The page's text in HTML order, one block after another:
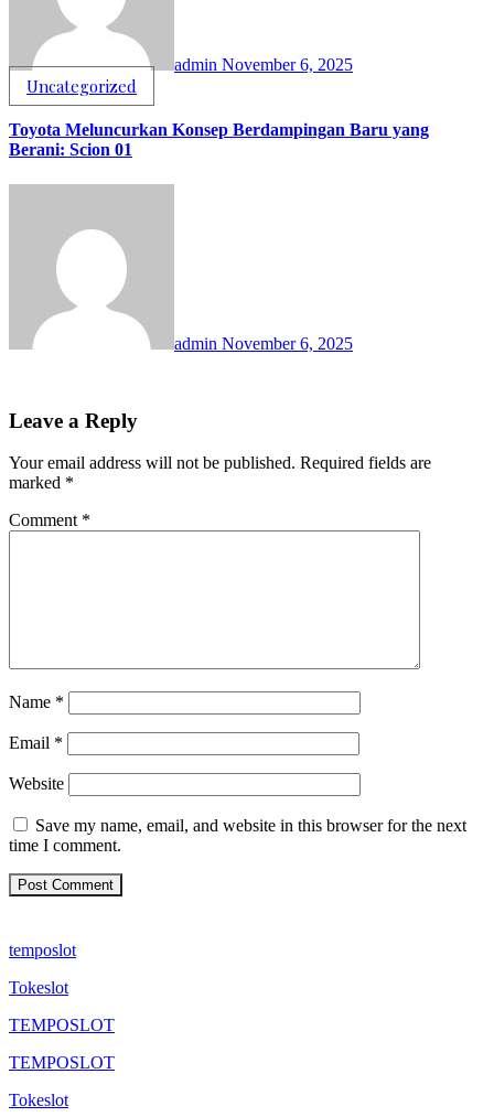
admin November 6, 2025
Uncategorized
Toyota Meluncurkan Konsep Berdampingan Baru yang
Berani: Scion 01
admin November 6, 2025
Leave a Reply
Your email address will not be published. Required fields are
marked *
Comment *
Name *
Email *
Website
Save my name, email, and website in this browser for the next
time I comment.
temposlot
Tokeslot
TEMPOSLOT
TEMPOSLOT
Tokeslot